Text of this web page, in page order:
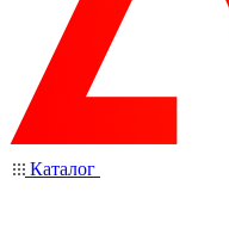
Каталог